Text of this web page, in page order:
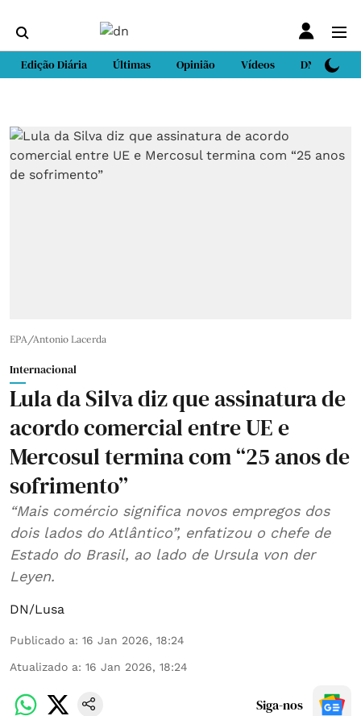
Edição Diária Últimas Opinião Vídeos DN Sport
EPA/Antonio Lacerda
Internacional
Lula da Silva diz que assinatura de
acordo comercial entre UE e
Mercosul termina com “25 anos de
sofrimento”
“Mais comércio significa novos empregos dos
dois lados do Atlântico”, enfatizou o chefe de
Estado do Brasil, ao lado de Ursula von der
Leyen.
DN/Lusa
Publicado a: 16 Jan 2026, 18:24
Atualizado a: 16 Jan 2026, 18:24
Siga-nos